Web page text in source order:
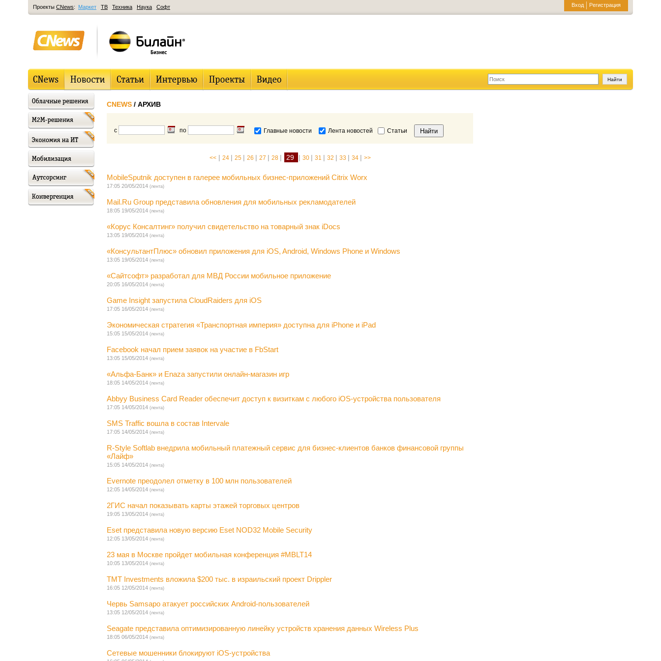
Вход Регистрация
Проекты CNews: Маркет ТВ Техника Наука Софт
CNEWS / АРХИВ
с по Главные новости Лента новостей Статьи
<< | 24 | 25 | 26 | 27 | 28 | 29 | 30 | 31 | 32 | 33 | 34 | >>
MobileSputnik доступен в галерее мобильных бизнес-приложений Citrix Worx
17:05 20/05/2014 (лента)
Mail.Ru Group представила обновления для мобильных рекламодателей
18:05 19/05/2014 (лента)
«Корус Консалтинг» получил свидетельство на товарный знак iDocs
13:05 19/05/2014 (лента)
«КонсультантПлюс» обновил приложения для iOS, Android, Windows Phone и Windows
13:05 19/05/2014 (лента)
«Сайтсофт» разработал для МВД России мобильное приложение
20:05 16/05/2014 (лента)
Game Insight запустила CloudRaiders для iOS
17:05 16/05/2014 (лента)
Экономическая стратегия «Транспортная империя» доступна для iPhone и iPad
15:05 15/05/2014 (лента)
Facebook начал прием заявок на участие в FbStart
13:05 15/05/2014 (лента)
«Альфа-Банк» и Enaza запустили онлайн-магазин игр
18:05 14/05/2014 (лента)
Abbyy Business Card Reader обеспечит доступ к визиткам с любого iOS-устройства пользователя
17:05 14/05/2014 (лента)
SMS Traffic вошла в состав Intervale
17:05 14/05/2014 (лента)
R-Style Softlab внедрила мобильный платежный сервис для бизнес-клиентов банков финансовой группы
«Лайф»
15:05 14/05/2014 (лента)
Evernote преодолел отметку в 100 млн пользователей
12:05 14/05/2014 (лента)
2ГИС начал показывать карты этажей торговых центров
19:05 13/05/2014 (лента)
Eset представила новую версию Eset NOD32 Mobile Security
12:05 13/05/2014 (лента)
23 мая в Москве пройдет мобильная конференция #MBLT14
10:05 13/05/2014 (лента)
ТМТ Investments вложила $200 тыс. в израильский проект Drippler
16:05 12/05/2014 (лента)
Червь Samsapo атакует российских Android-пользователей
13:05 12/05/2014 (лента)
Seagate представила оптимизированную линейку устройств хранения данных Wireless Plus
18:05 06/05/2014 (лента)
Сетевые мошенники блокируют iOS-устройства